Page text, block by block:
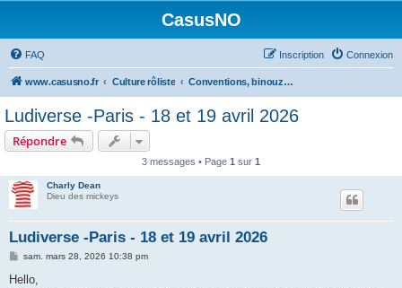
CasusNO
FAQ Connexion
Inscription
www.casusno.fr Culture rôliste Conventions, binouzes et recherche de joueurs
Ludiverse -Paris - 18 et 19 avril 2026
Répondre
3 messages • Page 1 sur 1
Charly Dean
Dieu des mickeys
Ludiverse -Paris - 18 et 19 avril 2026
M
s
sam. mars 28, 2026 10:38 pm
Hello,